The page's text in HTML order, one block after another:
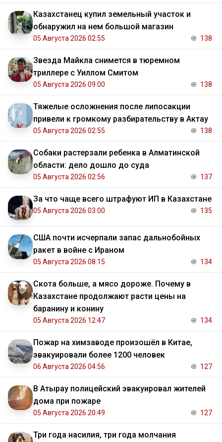
Казахстанец купил земельный участок и
обнаружил на нем большой магазин
05 Августа 2026 02:55 138
Звезда Майкла снимется в тюремном
триллере с Уиллом Смитом
05 Августа 2026 09:00 138
Тяжелые осложнения после липосакции
привели к громкому разбирательству в Актау
05 Августа 2026 02:55 138
Собаки растерзали ребенка в Алматинской
области: дело дошло до суда
05 Августа 2026 02:56 137
За что чаще всего штрафуют ИП в Казахстане
05 Августа 2026 03:00 135
США почти исчерпали запас дальнобойных
ракет в войне с Ираном
05 Августа 2026 08:15 134
Скота больше, а мясо дороже. Почему в
Казахстане продолжают расти цены на
баранину и конину
05 Августа 2026 12:47 134
Пожар на химзаводе произошёл в Китае,
эвакуировали более 1200 человек
06 Августа 2026 04:56 127
В Атырау полицейский эвакуировал жителей
дома при пожаре
05 Августа 2026 20:49 127
Три года насилия, три года молчания